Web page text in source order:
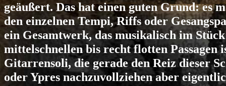
geäußert. Das hat einen guten Grund: es
den einzelnen Tempi, Riffs oder
ein Gesamtwerk, das musikalisch im
mittelschnellen bis recht flotten Passagen
Gitarrensoli, die gerade den Reiz dieser
oder Ypres nachzuvollziehen aber